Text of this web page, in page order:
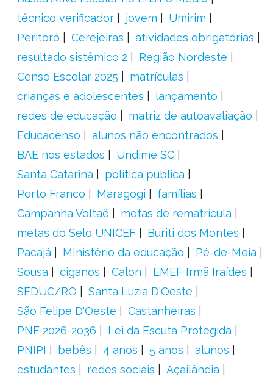
técnico verificador
jovem
Umirim
Peritoró
Cerejeiras
atividades obrigatórias
resultado sistêmico 2
Região Nordeste
Censo Escolar 2025
matrículas
crianças e adolescentes
lançamento
redes de educação
matriz de autoavaliação
Educacenso
alunos não encontrados
BAE nos estados
Undime SC
Santa Catarina
política pública
Porto Franco
Maragogi
famílias
Campanha Voltaê
metas de rematrícula
metas do Selo UNICEF
Buriti dos Montes
Pacajá
MInistério da educação
Pé-de-Meia
Sousa
ciganos Calon
EMEF Irmã Iraídes
SEDUC/RO
Santa Luzia D'Oeste
São Felipe D'Oeste
Castanheiras
PNE 2026-2036
Lei da Escuta Protegida
PNIPI
bebês 4 anos 5 anos
alunos
estudantes
redes sociais
Açailândia